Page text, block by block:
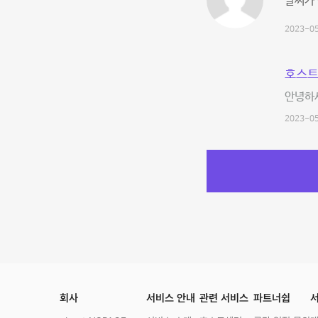
2023-
호스
안녕하
2023-
회사 서비스 안내 관련 서비스 파트너쉽